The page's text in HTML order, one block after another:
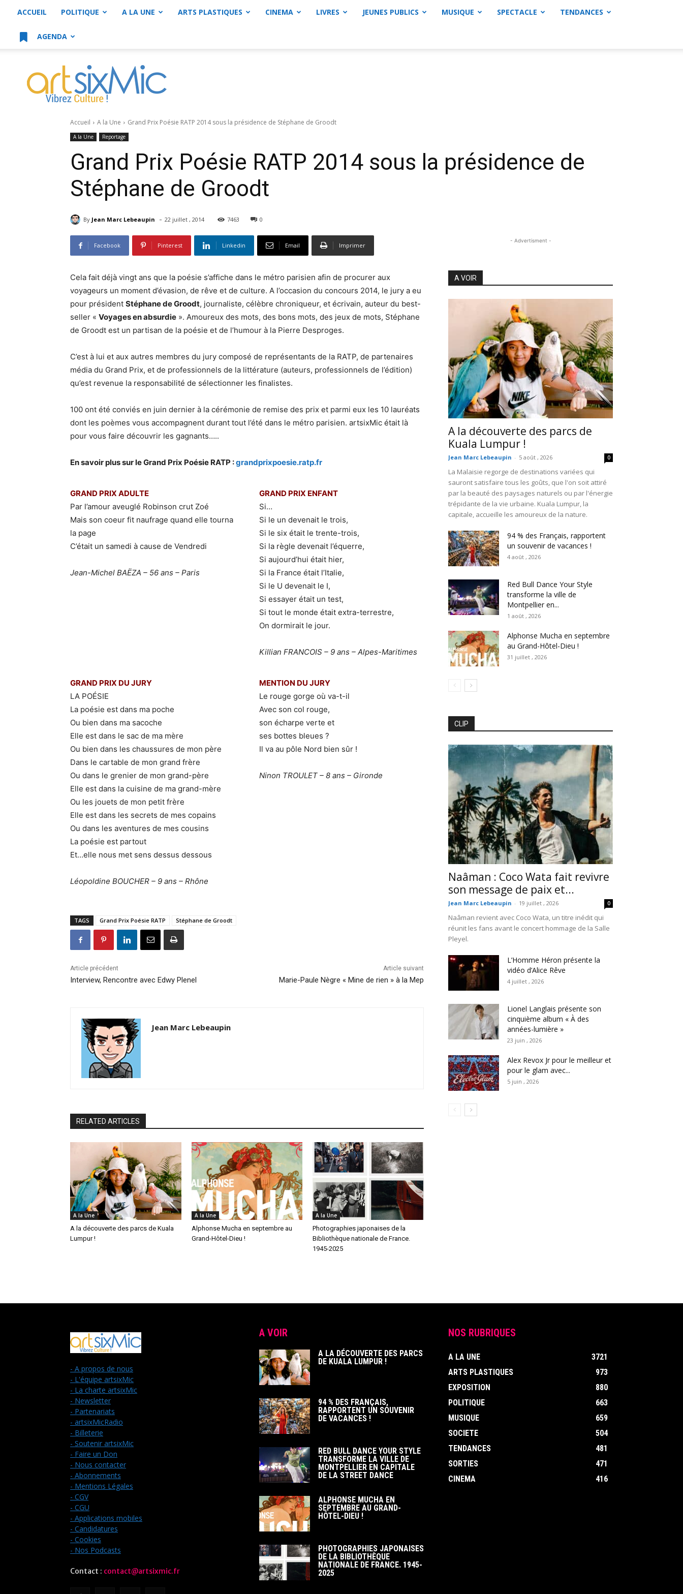
ACCUEIL POLITIQUE A LA UNE ARTS PLASTIQUES CINEMA LIVRES JEUNES PUBLICS MUSIQUE SPECTACLE TENDANCES
AGENDA
artsixMic
Accueil A la Une Grand Prix Poésie RATP 2014 sous la présidence de Stéphane de Groodt
A la Une Reportage
Grand Prix Poésie RATP 2014 sous la présidence de
Stéphane de Groodt
By Jean Marc Lebeaupin - 22 juillet , 2014 7463 0
Facebook Pinterest Linkedin Email Imprimer
Cela fait déjà vingt ans que la poésie s’affiche dans le métro parisien afin de procurer aux
voyageurs un moment d’évasion, de rêve et de culture. A l’occasion du concours 2014, le jury a eu
pour président Stéphane de Groodt, journaliste, célèbre chroniqueur, et écrivain, auteur du best-
seller « Voyages en absurdie ». Amoureux des mots, des bons mots, des jeux de mots, Stéphane
de Groodt est un partisan de la poésie et de l’humour à la Pierre Desproges.
C’est à lui et aux autres membres du jury composé de représentants de la RATP, de partenaires
média du Grand Prix, et de professionnels de la littérature (auteurs, professionnels de l’édition)
qu’est revenue la responsabilité de sélectionner les finalistes.
100 ont été conviés en juin dernier à la cérémonie de remise des prix et parmi eux les 10 lauréats
dont les poèmes vous accompagnent durant tout l’été dans le métro parisien. artsixMic était là
pour vous faire découvrir les gagnants…..
En savoir plus sur le Grand Prix Poésie RATP :grandprixpoesie.ratp.fr
GRAND PRIX ADULTE
Par l’amour aveuglé Robinson crut Zoé
Mais son coeur fit naufrage quand elle tourna
la page
C’était un samedi à cause de Vendredi
Jean-Michel BAËZA – 56 ans – Paris
GRAND PRIX ENFANT
Si…
Si le un devenait le trois,
Si le six était le trente-trois,
Si la règle devenait l’équerre,
Si aujourd’hui était hier,
Si la France était l’Italie,
Si le U devenait le I,
Si essayer était un test,
Si tout le monde était extra-terrestre,
On dormirait le jour.
Killian FRANCOIS – 9 ans – Alpes-Maritimes
GRAND PRIX DU JURY
LA POÉSIE
La poésie est dans ma poche
Ou bien dans ma sacoche
Elle est dans le sac de ma mère
Ou bien dans les chaussures de mon père
Dans le cartable de mon grand frère
Ou dans le grenier de mon grand-père
Elle est dans la cuisine de ma grand-mère
Ou les jouets de mon petit frère
Elle est dans les secrets de mes copains
Ou dans les aventures de mes cousins
La poésie est partout
Et…elle nous met sens dessus dessous
Léopoldine BOUCHER – 9 ans – Rhône
MENTION DU JURY
Le rouge gorge où va-t-il
Avec son col rouge,
son écharpe verte et
ses bottes bleues ?
Il va au pôle Nord bien sûr !
Ninon TROULET – 8 ans – Gironde
TAGS Grand Prix Poésie RATP Stéphane de Groodt
Article précédent
Interview, Rencontre avec Edwy Plenel
Article suivant
Marie-Paule Nègre « Mine de rien » à la Mep
Jean Marc Lebeaupin
RELATED ARTICLES
A la Une
A la découverte des parcs de Kuala
Lumpur !
A la Une
Alphonse Mucha en septembre au
Grand-Hôtel-Dieu !
A la Une
Photographies japonaises de la
Bibliothèque nationale de France.
1945-2025
- Advertisment -
A VOIR
A la découverte des parcs de
Kuala Lumpur !
Jean Marc Lebeaupin - 5 août , 2026 0
La Malaisie regorge de destinations variées qui
sauront satisfaire tous les goûts, que l'on soit attiré
par la beauté des paysages naturels ou par l'énergie
trépidante de la vie urbaine. Kuala Lumpur, la
capitale, accueille les amoureux de la nature.
94 % des Français, rapportent
un souvenir de vacances !
4 août , 2026
Red Bull Dance Your Style
transforme la ville de
Montpellier en...
1 août , 2026
Alphonse Mucha en septembre
au Grand-Hôtel-Dieu !
31 juillet , 2026
CLIP
Naâman : Coco Wata fait revivre
son message de paix et...
Jean Marc Lebeaupin - 19 juillet , 2026 0
Naâman revient avec Coco Wata, un titre inédit qui
réunit les fans avant le concert hommage de la Salle
Pleyel.
L’Homme Héron présente la
vidéo d’Alice Rêve
4 juillet , 2026
Lionel Langlais présente son
cinquième album « À des
années-lumière »
23 juin , 2026
Alex Revox Jr pour le meilleur et
pour le glam avec...
5 juin , 2026
- A propos de nous
- L'équipe artsixMic
- La charte artsixMic
- Newsletter
- Partenariats
- artsixMicRadio
- Billeterie
- Soutenir artsixMic
- Faire un Don
- Nous contacter
- Abonnements
- Mentions Légales
- CGV
- CGU
- Applications mobiles
- Candidatures
- Cookies
- Nos Podcasts
Contact : contact@artsixmic.fr
A VOIR
A LA DÉCOUVERTE DES PARCS
DE KUALA LUMPUR !
94 % DES FRANÇAIS,
RAPPORTENT UN SOUVENIR
DE VACANCES !
RED BULL DANCE YOUR STYLE
TRANSFORME LA VILLE DE
MONTPELLIER EN CAPITALE
DE LA STREET DANCE
ALPHONSE MUCHA EN
SEPTEMBRE AU GRAND-
HÔTEL-DIEU !
PHOTOGRAPHIES JAPONAISES
DE LA BIBLIOTHÈQUE
NATIONALE DE FRANCE. 1945-
2025
NOS RUBRIQUES
A LA UNE
3721
ARTS PLASTIQUES
973
EXPOSITION
880
POLITIQUE
663
MUSIQUE
659
SOCIETE
504
TENDANCES
481
SORTIES
471
CINEMA
416